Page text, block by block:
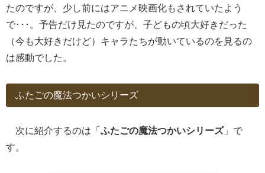
たのですが、少し前にはアニメ映画化もされていたよう
で･･･。予告だけ見たのですが、子どもの頃大好きだった
（今も大好きだけど）キャラたちが動いているのを見るの
は感動でした。
ふたごの魔法つかいシリーズ
次に紹介するのは「 ふたごの魔法つかいシリーズ」で
す。